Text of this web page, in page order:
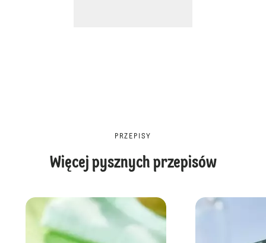
PRZEPISY
Więcej pysznych przepisów